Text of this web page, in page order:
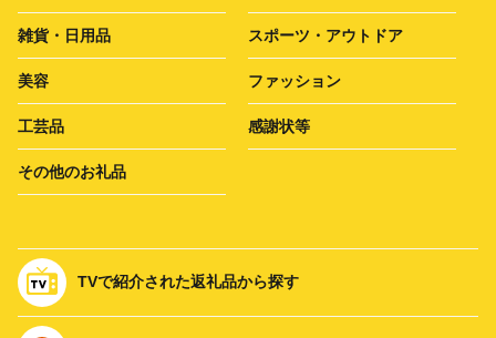
雑貨・日用品 スポーツ・アウトドア
美容 ファッション
工芸品 感謝状等
その他のお礼品
TVで紹介された返礼品から探す